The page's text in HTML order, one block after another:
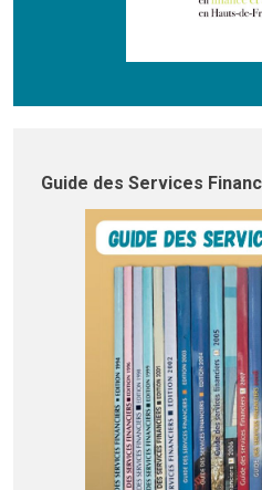
Guide des Services